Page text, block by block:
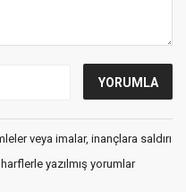
veya imalar, inançlara saldırı
yazılmış yorumlar